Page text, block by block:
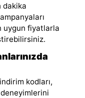
dakika
uygun fiyatlarla
kodları,